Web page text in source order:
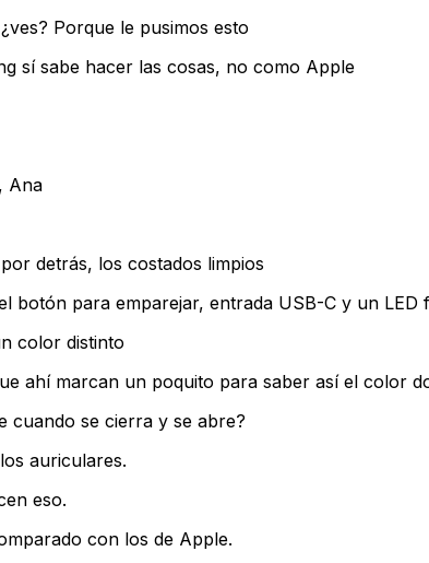
Porque le pusimos esto
sí sabe hacer las cosas, no como Apple
Ana
detrás, los costados limpios
botón para emparejar, entrada USB-C y un
color distinto
ahí marcan un poquito para saber así el color
cuando se cierra y se abre?
auriculares.
eso.
con los de Apple.